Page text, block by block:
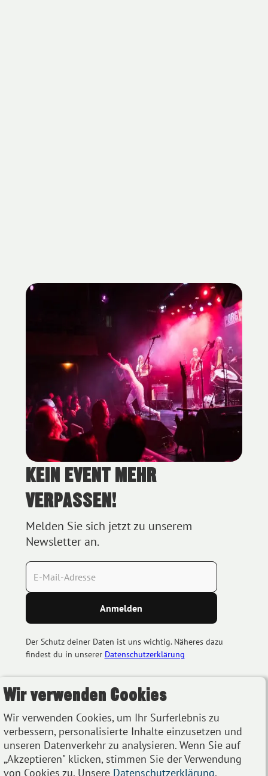
Wir verwenden Cookies
Wir verwenden Cookies, um Ihr Surferlebnis zu
verbessern, personalisierte Inhalte einzusetzen und
unseren Datenverkehr zu analysieren. Wenn Sie auf
„Akzeptieren" klicken, stimmen Sie der Verwendung
von Cookies zu. Unsere Datenschutzerklärung.
KEIN EVENT MEHR
VERPASSEN!
Melden Sie sich jetzt zu unserem
Newsletter an.
Der Schutz deiner Daten ist uns wichtig. Näheres dazu
findest du in unserer Datenschutzerklärung
Blue Bird Festival 2023 - Foto (c) Hanna Pribitzer